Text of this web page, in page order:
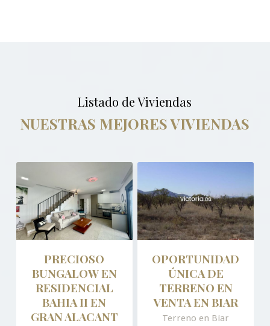
Listado de Viviendas
NUESTRAS MEJORES VIVIENDAS
PRECIOSO
BUNGALOW EN
RESIDENCIAL
BAHIA II EN
GRAN ALACANT
OPORTUNIDAD
ÚNICA DE
TERRENO EN
VENTA EN BIAR
Terreno en Biar